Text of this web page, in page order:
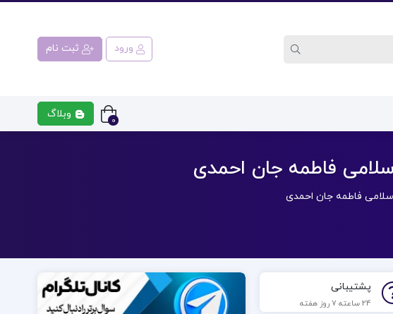
ورود ثبت نام
0 وبلاگ
پشتیبانی
24 ساعته 7 روز هفته